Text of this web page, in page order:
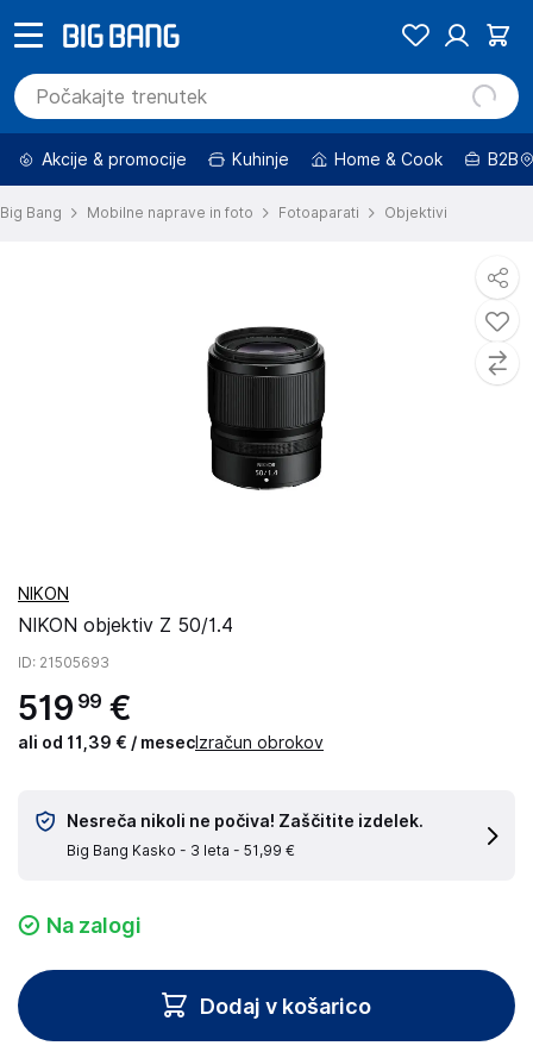
Akcije & promocije Kuhinje Home & Cook B2B
Big Bang Mobilne naprave in foto Fotoaparati Objektivi
NIKON
NIKON objektiv Z 50/1.4
ID: 21505693
519 99 €
ali od 11,39 € / mesec Izračun obrokov
Nesreča nikoli ne počiva! Zaščitite izdelek.
Big Bang Kasko - 3 leta - 51,99 €
Na zalogi
Dodaj v košarico